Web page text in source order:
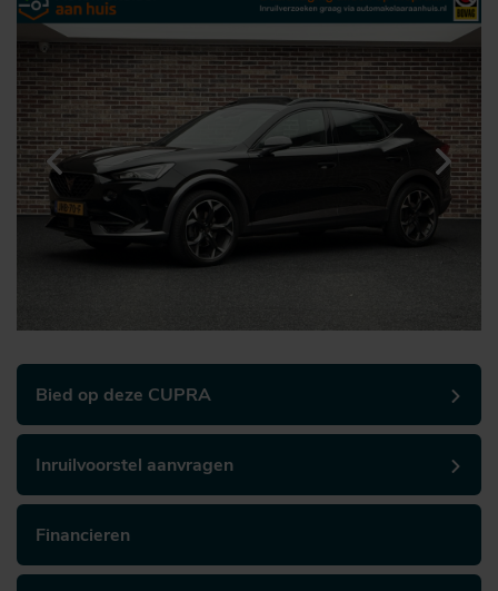
Bied op deze CUPRA
Inruilvoorstel aanvragen
Financieren